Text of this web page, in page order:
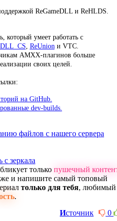
ReGameDLL и ReHLDS.
который умеет работать с
ReUnion и VTC.
AMXX-плагинов больше
своих целей.
на GitHub.
dev-builds.
файлов с нашего сервера
с зеркала
только пушечный
и напишите самый топовый
только для тебя, любимый
.
0
Источник